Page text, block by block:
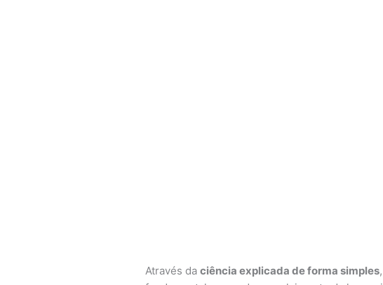
Através da ciência explicada de forma simples